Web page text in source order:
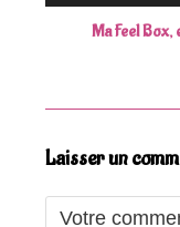
Ma Feel Box,
Laisser un
Comment